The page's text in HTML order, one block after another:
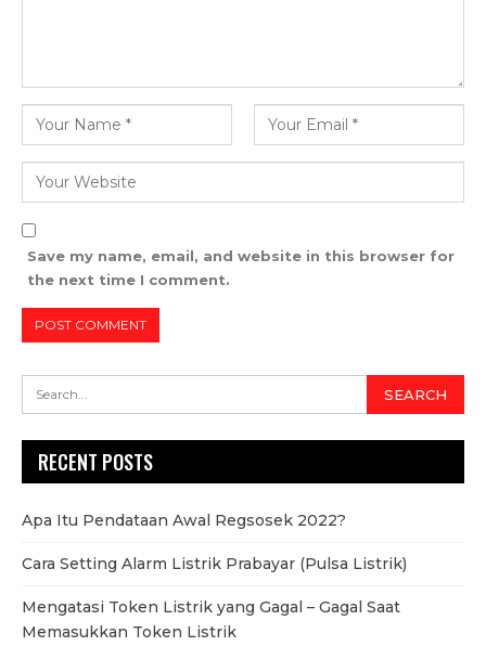
Save my name, email, and website in this browser for
the next time I comment.
RECENT POSTS
Apa Itu Pendataan Awal Regsosek 2022?
Cara Setting Alarm Listrik Prabayar (Pulsa Listrik)
Mengatasi Token Listrik yang Gagal – Gagal Saat
Memasukkan Token Listrik